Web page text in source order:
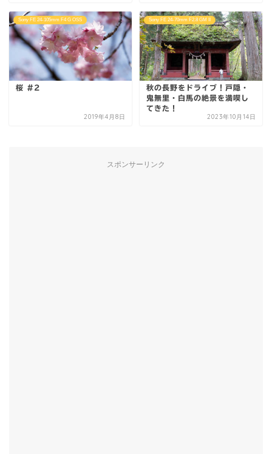
Sony FE 24-105mm F4 G OSS
桜 #2
2019年4月8日
Sony FE 24-70mm F2.8 GM II
秋の長野をドライブ！戸隠・
鬼無里・白馬の絶景を満喫し
てきた！
2023年10月14日
スポンサーリンク